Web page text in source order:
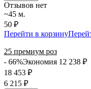
Отзывов нет
~45 м.
50 ₽
Перейти в корзину
25 премиум роз
- 66%Экономия 12 238 ₽
18 453 ₽
6 215 ₽